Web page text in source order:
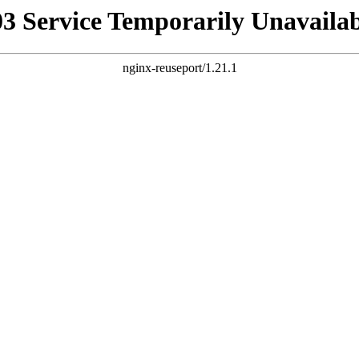
Service Temporarily
nginx-reuseport/1.21.1